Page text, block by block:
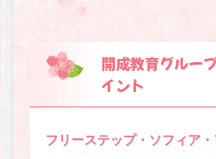
開成教育グルー
イント
フリーステップ・ソフィア